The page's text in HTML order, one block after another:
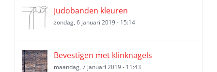
Judobanden kleuren
zondag, 6 januari 2019 - 15:14
Bevestigen met klinknagels
maandag, 7 januari 2019 - 11:43